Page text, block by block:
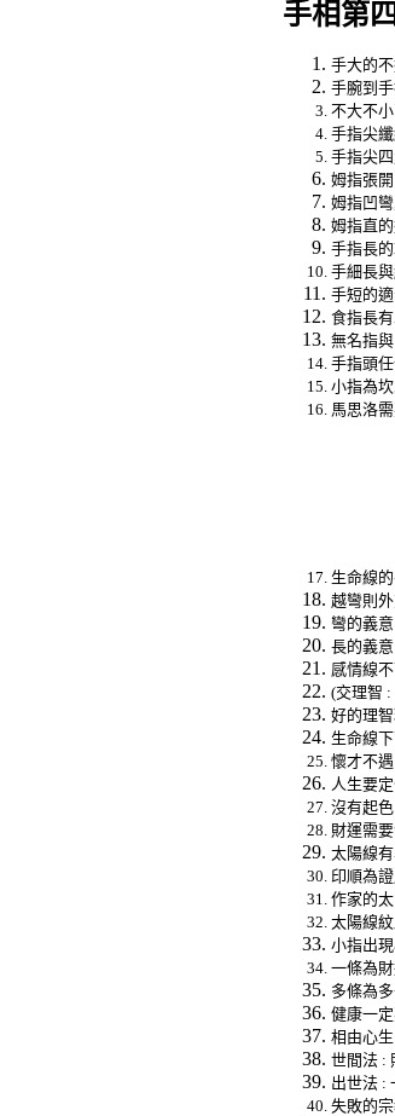
手相第
手大的
手腕到
不大不
手指尖
手指尖
姆指張
姆指凹彎
姆指直
手指長
手細長
手短的
食指長
無名指
手指頭
小指為
馬思洛
生命線
越彎則
彎的義意
長的義意
感情線
(交理智 :
好的理
生命線
懷才不
人生要
沒有起
財運需
太陽線
印順為
作家的
太陽線
小指出
一條為
多條為
健康一
相由心生
世間法 :
出世法 :
失敗的